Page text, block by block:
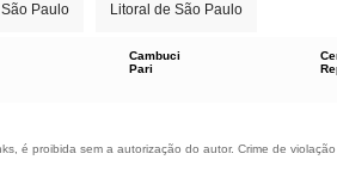
Paulo Litoral de São Paulo
Cambuci
Pari
é proibida sem a autorização do autor. Crime de